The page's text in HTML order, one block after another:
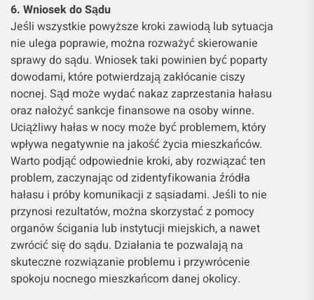
6. Wniosek do Sądu
Jeśli wszystkie powyższe kroki zawiodą lub sytuacja
nie ulega poprawie, można rozważyć skierowanie
sprawy do sądu. Wniosek taki powinien być poparty
dowodami, które potwierdzają zakłócanie ciszy
nocnej. Sąd może wydać nakaz zaprzestania hałasu
oraz nałożyć sankcje finansowe na osoby winne.
Uciążliwy hałas w nocy może być problemem, który
wpływa negatywnie na jakość życia mieszkańców.
Warto podjąć odpowiednie kroki, aby rozwiązać ten
problem, zaczynając od zidentyfikowania źródła
hałasu i próby komunikacji z sąsiadami. Jeśli to nie
przynosi rezultatów, można skorzystać z pomocy
organów ścigania lub instytucji miejskich, a nawet
zwrócić się do sądu. Działania te pozwalają na
skuteczne rozwiązanie problemu i przywrócenie
spokoju nocnego mieszkańcom danej okolicy.